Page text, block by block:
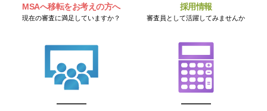
MSAへ移転をお考えの方へ
現在の審査に満足していますか？
採用情報
審査員として活躍してみませんか